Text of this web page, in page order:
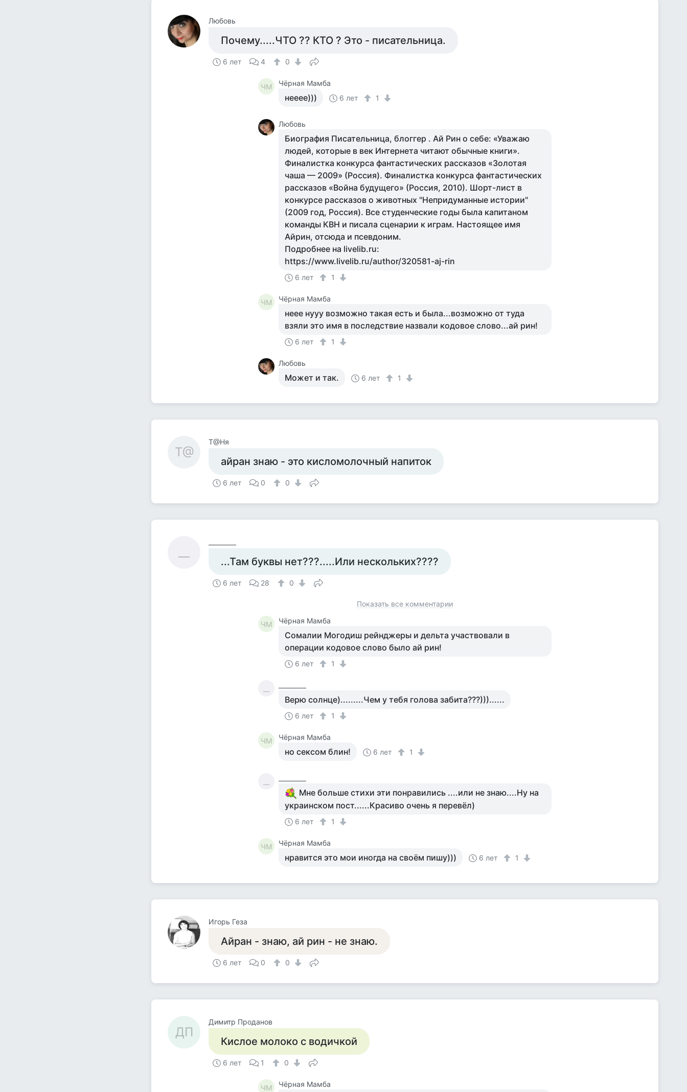
Любовь
Почему.....ЧТО ?? КТО ? Это - писательница.
6 лет 4 0
ЧМ Чёрная Мамба
нееее))) 6 лет 1
Любовь
Биография Писательница, блоггер . Ай Рин о себе: «Уважаю
людей, которые в век Интернета читают обычные книги».
Финалистка конкурса фантастических рассказов «Золотая
чаша — 2009» (Россия). Финалистка конкурса фантастических
рассказов «Война будущего» (Россия, 2010). Шорт-лист в
конкурсе рассказов о животных "Непридуманные истории"
(2009 год, Россия). Все студенческие годы была капитаном
команды КВН и писала сценарии к играм. Настоящее имя
Айрин, отсюда и псевдоним.
Подробнее на livelib.ru:
https://www.livelib.ru/author/320581-aj-rin
6 лет 1
ЧМ Чёрная Мамба
неее нууу возможно такая есть и была...возможно от туда
взяли это имя в последствие назвали кодовое слово...ай рин!
6 лет 1
Любовь
Может и так. 6 лет 1
Т@
Т@Ня
айран знаю - это кисломолочный напиток
6 лет 0 0
...Там буквы нет???.....Или нескольких????
6 лет 28 0
Показать все комментарии
ЧМ Чёрная Мамба
Сомалии Могодиш рейнджеры и дельта участвовали в
операции кодовое слово было ай рин!
6 лет 1
Верю солнце).........Чем у тебя голова забита???)))......
6 лет 1
ЧМ Чёрная Мамба
но сексом блин! 6 лет 1
Мне больше стихи эти понравились ....или не знаю....Ну на
украинском пост......Красиво очень я перевёл)
6 лет 1
ЧМ Чёрная Мамба
нравится это мои иногда на своём пишу))) 6 лет 1
Игорь Геза
Айран - знаю, ай рин - не знаю.
6 лет 0 0
ДП
Димитр Проданов
Кислое молоко с водичкой
6 лет 1 0
ЧМ Чёрная Мамба